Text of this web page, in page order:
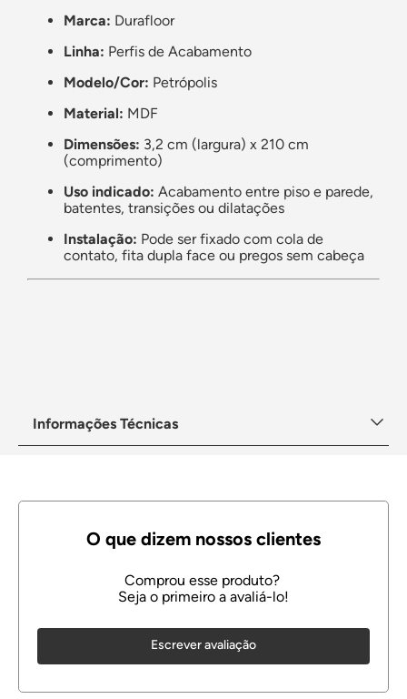
Marca: Durafloor
Linha: Perfis de Acabamento
Modelo/Cor: Petrópolis
Material: MDF
Dimensões: 3,2 cm (largura) x 210 cm
(comprimento)
Uso indicado: Acabamento entre piso e parede,
batentes, transições ou dilatações
Instalação: Pode ser fixado com cola de
contato, fita dupla face ou pregos sem cabeça
Informações Técnicas
Escrever avaliação